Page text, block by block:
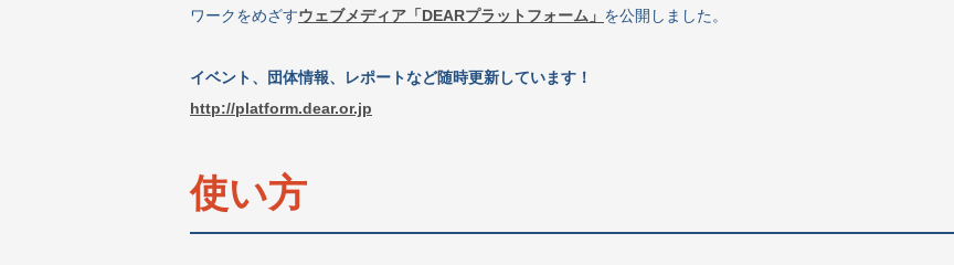
ワークをめざすウェブメディア「DEARプラットフォーム」 を公開しました。
イベント、団体情報、レポートなど随時更新しています！
http://platform.dear.or.jp
使い方